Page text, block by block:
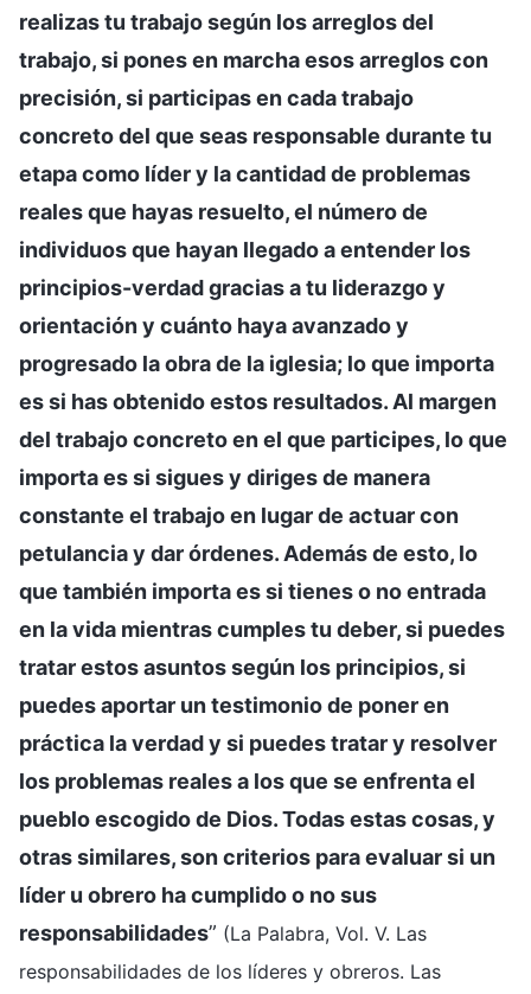
realizas tu trabajo según los arreglos del
trabajo, si pones en marcha esos arreglos con
precisión, si participas en cada trabajo
concreto del que seas responsable durante tu
etapa como líder y la cantidad de problemas
reales que hayas resuelto, el número de
individuos que hayan llegado a entender los
principios-verdad gracias a tu liderazgo y
orientación y cuánto haya avanzado y
progresado la obra de la iglesia; lo que importa
es si has obtenido estos resultados. Al margen
del trabajo concreto en el que participes, lo que
importa es si sigues y diriges de manera
constante el trabajo en lugar de actuar con
petulancia y dar órdenes. Además de esto, lo
que también importa es si tienes o no entrada
en la vida mientras cumples tu deber, si puedes
tratar estos asuntos según los principios, si
puedes aportar un testimonio de poner en
práctica la verdad y si puedes tratar y resolver
los problemas reales a los que se enfrenta el
pueblo escogido de Dios. Todas estas cosas, y
otras similares, son criterios para evaluar si un
líder u obrero ha cumplido o no sus
responsabilidades” (La Palabra, Vol. V. Las
responsabilidades de los líderes y obreros. Las